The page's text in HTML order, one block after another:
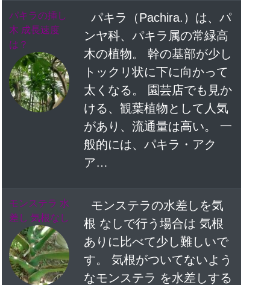
パキラの挿し
木 成長速度
は？
パキラ（Pachira.）は、パ
ンヤ科、パキラ属の常緑高
木の植物。 幹の基部が少し
トックリ状に下に向かって
太くなる。 園芸店でも見か
ける、観葉植物として人気
があり、流通量は高い。 一
般的には、パキラ・アク
ア…
モンステラ 水
差し 気根なし
モンステラの水差しを気
根 なしで行う場合は 気根
ありに比べて少し難しいで
す。 気根がついてないよう
なモンステラ を水差しする